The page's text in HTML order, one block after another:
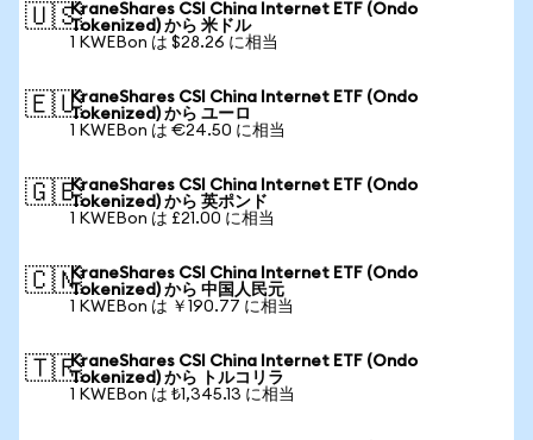
🇺🇸KraneShares CSI China Internet ETF (Ondo
Tokenized) から 米ドル
1 KWEBon は $28.26 に相当
🇪🇺KraneShares CSI China Internet ETF (Ondo
Tokenized) から ユーロ
1 KWEBon は €24.50 に相当
🇬🇧KraneShares CSI China Internet ETF (Ondo
Tokenized) から 英ポンド
1 KWEBon は £21.00 に相当
🇨🇳KraneShares CSI China Internet ETF (Ondo
Tokenized) から 中国人民元
1 KWEBon は ￥190.77 に相当
🇹🇷KraneShares CSI China Internet ETF (Ondo
Tokenized) から トルコリラ
1 KWEBon は ₺1,345.13 に相当